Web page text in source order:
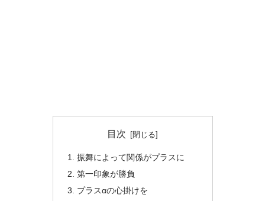
目次
振舞によって関係がプラスに
第一印象が勝負
プラスαの心掛けを